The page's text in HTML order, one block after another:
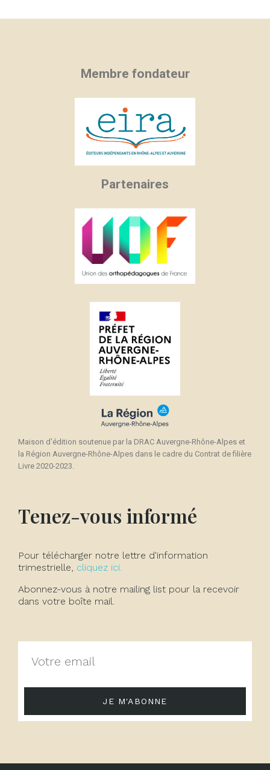
Membre fondateur
Partenaires
Maison d'édition soutenue par la DRAC Auvergne-Rhône-Alpes et
la Région Auvergne-Rhône-Alpes dans le cadre du Contrat de filière
Livre 2020-2023.
Tenez-vous informé
Pour télécharger notre lettre d'information
trimestrielle, cliquez ici.
Abonnez-vous à notre mailing list pour la recevoir
dans votre boîte mail.
JE M'ABONNE